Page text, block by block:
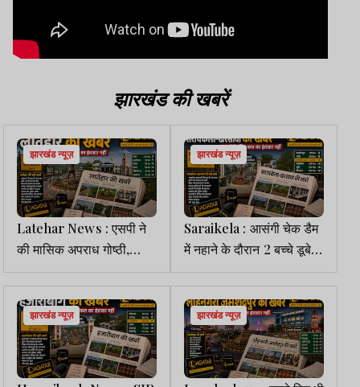
झारखंड की खबरें
झारखंड न्यूज़
Latehar News : एसपी ने
की मासिक अपराध गोष्ठी,
पुलिस अधिकारियों को दिए
निर्देश
झारखंड न्यूज़
Saraikela : आसंगी चेक डैम
में नहाने के दौरान 2 बच्चे डूबे,
रेस्क्यू ऑपरेशन जारी
झारखंड न्यूज़ झारखंड न्यूज़